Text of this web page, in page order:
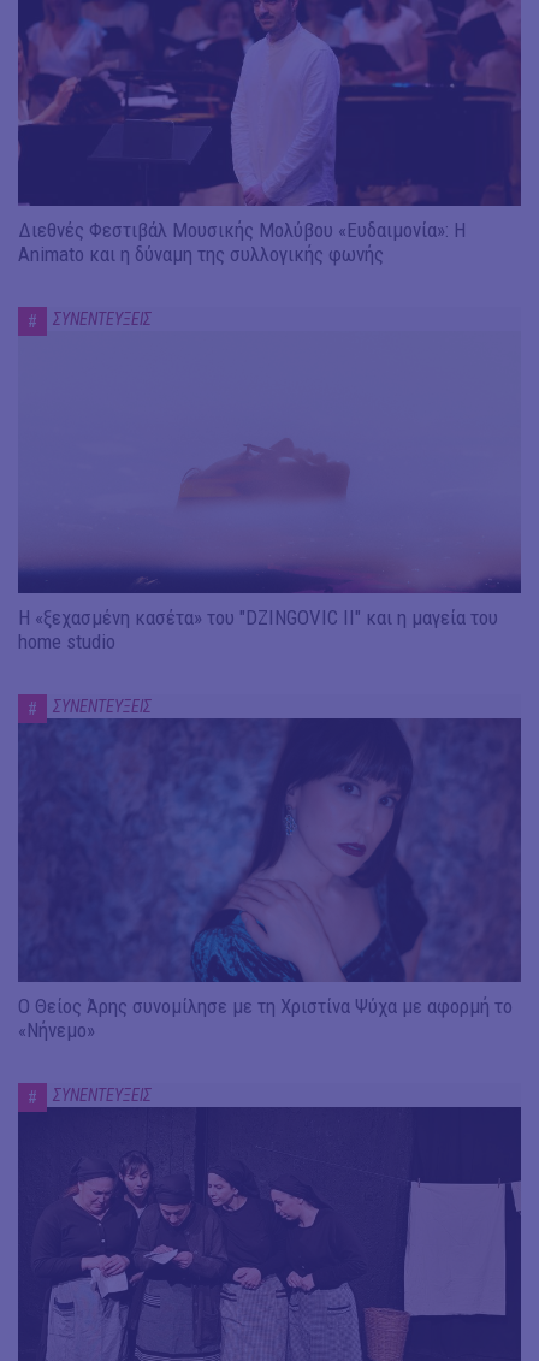
Διεθνές Φεστιβάλ Μουσικής Μολύβου «Ευδαιμονία»: Η
Animato και η δύναμη της συλλογικής φωνής
# ΣΥΝΕΝΤΕΥΞΕΙΣ
Η «ξεχασμένη κασέτα» του "DZINGOVIC II" και η μαγεία του
home studio
# ΣΥΝΕΝΤΕΥΞΕΙΣ
Ο Θείος Άρης συνομίλησε με τη Χριστίνα Ψύχα με αφορμή το
«Νήνεμο»
# ΣΥΝΕΝΤΕΥΞΕΙΣ